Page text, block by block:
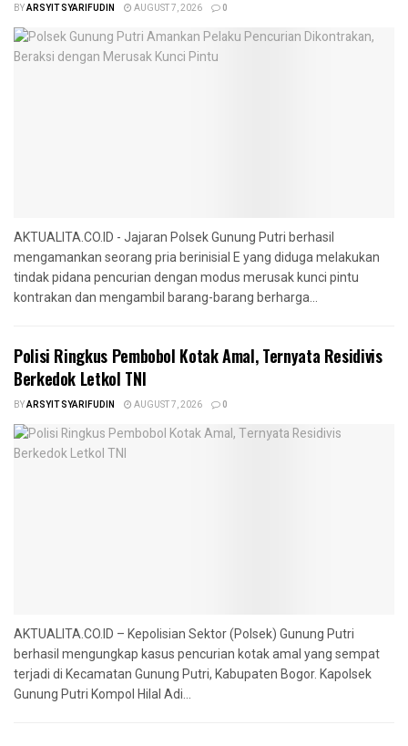
BYARSYIT SYARIFUDIN AUGUST 7, 2026 0
AKTUALITA.CO.ID - Jajaran Polsek Gunung Putri berhasil
mengamankan seorang pria berinisial E yang diduga melakukan
tindak pidana pencurian dengan modus merusak kunci pintu
kontrakan dan mengambil barang-barang berharga...
Polisi Ringkus Pembobol Kotak Amal, Ternyata Residivis
Berkedok Letkol TNI
BYARSYIT SYARIFUDIN AUGUST 7, 2026 0
AKTUALITA.CO.ID – Kepolisian Sektor (Polsek) Gunung Putri
berhasil mengungkap kasus pencurian kotak amal yang sempat
terjadi di Kecamatan Gunung Putri, Kabupaten Bogor. Kapolsek
Gunung Putri Kompol Hilal Adi...